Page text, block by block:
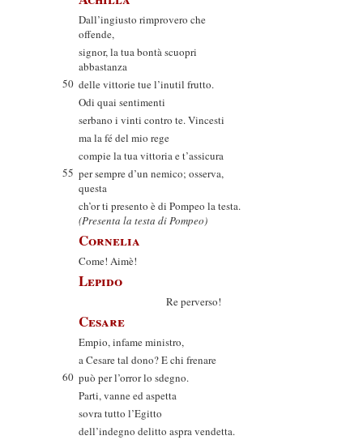
Dall’ingiusto rimprovero che
offende,
signor, la tua bontà scuopri
abbastanza
50 delle vittorie tue l’inutil frutto.
Odi quai sentimenti
serbano i vinti contro te. Vincesti
ma la fé del mio rege
compie la tua vittoria e t’assicura
55 per sempre d’un nemico; osserva,
questa
ch’or ti presento è di Pompeo la testa.
(Presenta la testa di Pompeo)
Cornelia
Come! Aimè!
Lepido
Re perverso!
Cesare
Empio, infame ministro,
a Cesare tal dono? E chi frenare
60 può per l’orror lo sdegno.
Parti, vanne ed aspetta
sovra tutto l’Egitto
dell’indegno delitto aspra vendetta.